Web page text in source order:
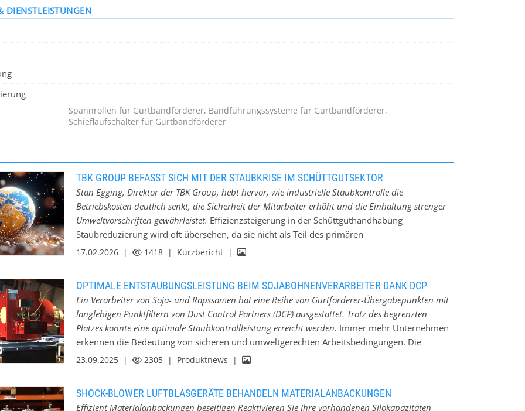
DIENSTLEISTUNGEN
Spannrollen für Gurtbandförderer, Bandführungssysteme für Gurtbandförderer,
Schieflaufschalter für Gurtbandförderer
TBK GROUP BEFASST SICH MIT DER STAUBKRISE IM SCHÜTTGUTSEKTOR
Stan Egging, Direktor der TBK Group, hebt hervor, wie industrielle Staubkontrolle die
Betriebskosten deutlich senkt, die Sicherheit der Mitarbeiter erhöht und die Einhaltung strenger
Umweltvorschriften gewährleistet. Effizienzsteigerung in der Schüttguthandhabung
Staubreduzierung wird oft übersehen, da sie nicht als Teil des primären
Produktionsprozesses betrachtet wird, betont Stan Egging. Die moderne
Verschmutzung und Staub. Versteckte Kosten durch industriellen Staub Die finanziellen
Auswirkungen von Staubansammlungen gehen weit über einfache Reinigungskosten hinaus.
Egging nennt Bereiche, in denen Unternehmen unbewusst erhebliches Kapital verlieren: *
Vorzeitiger Verschleiß und Schäden an Maschinen und Peripheriegeräten. * Übermäßige
Reinigungskosten, die oft um bis zu 60% gesenkt werden können. * Potenzielle
Rechtsansprüche und höhere Fehlzeiten aufgrund von Gesundheitsrisiken. *
Arbeitsumgebungen fordern. Integrierte…
17.02.2026 | 1418 | Kurzbericht |
OPTIMALE ENTSTAUBUNGSLEISTUNG BEIM SOJABOHNENVERARBEITER DANK DCP
Ein Verarbeiter von Soja- und Rapssamen hat eine Reihe von Gurtförderer-Übergabepunkten mit
langlebigen Punktfiltern von Dust Control Partners (DCP) ausgestattet. Trotz des begrenzten
Platzes konnte eine optimale Staubkontrollleistung erreicht werden. Immer mehr Unternehmen
erkennen die Bedeutung von sicheren und umweltgerechten Arbeitsbedingungen. Die
staatlichen Vorschriften werden strengstens eingehalten, und die Gesundheit der Mitarbeiter
Verarbeiter von Soja- und Rapssamen im Rotterdamer Hafen hat zum Beispiel eine Reihe von
23.09.2025 | 2305 | Produktnews |
SHOCK-BLOWER LUFTBLASGERÄTE BEHANDELN MATERIALANBACKUNGEN
Effizient Materialanbackungen beseitigen Reaktivieren Sie Ihre vorhandenen Silokapazitäten